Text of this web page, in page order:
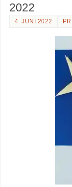
2022
4. JUNI 2022